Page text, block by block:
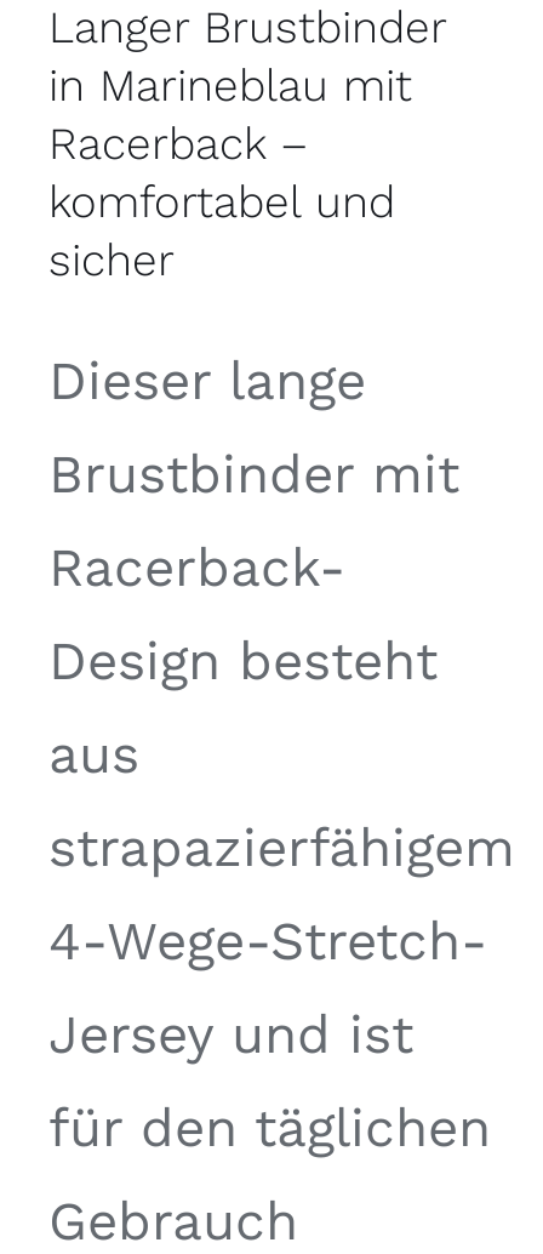
Langer Brustbinder
in Marineblau mit
Racerback –
komfortabel und
sicher
Dieser lange
Brustbinder mit
Racerback-
Design besteht
aus
strapazierfähigem
4-Wege-Stretch-
Jersey und ist
für den täglichen
Gebrauch